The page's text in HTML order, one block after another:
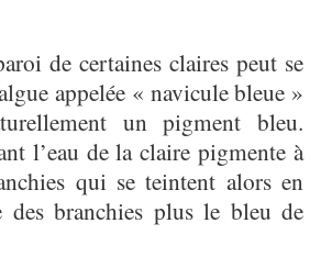
de certaines claires peut se
appelée « navicule bleue »
un pigment bleu.
l’eau de la claire pigmente à
qui se teintent alors en
des branchies plus le bleu de